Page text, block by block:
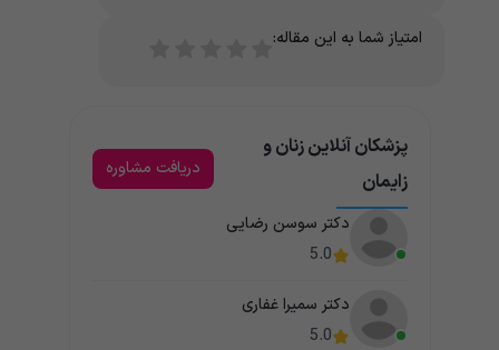
امتیاز شما به این مقاله:
پزشکان آنلاین زنان و
زایمان
دریافت مشاوره
دکتر سوسن رضایی
5.0
دکتر سمیرا غفاری
5.0